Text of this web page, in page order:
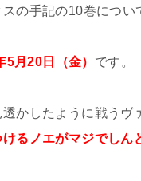
の手記の10巻につい
5月20日（金） です。
透かしたように戦うヴ
るノエがマジでしん